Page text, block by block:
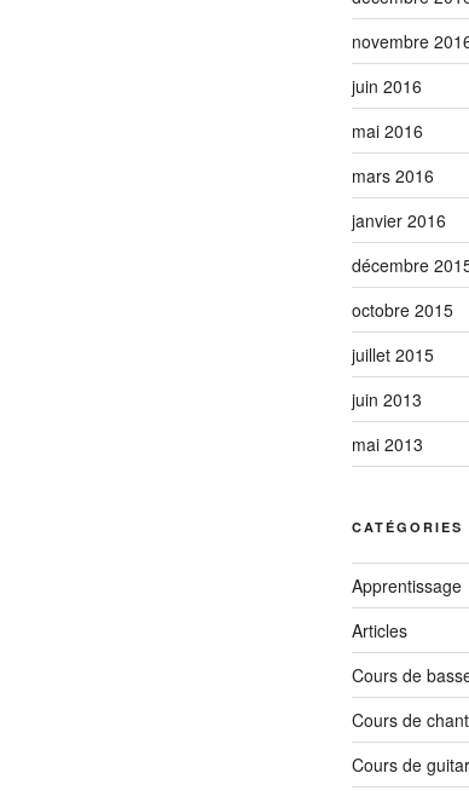
novembre
juin 2016
mai 2016
mars 2016
janvier 2016
décembre
octobre 2015
juillet 2015
juin 2013
mai 2013
CATÉGORIES
Apprentissage
Articles
Cours de
Cours de chant
Cours de